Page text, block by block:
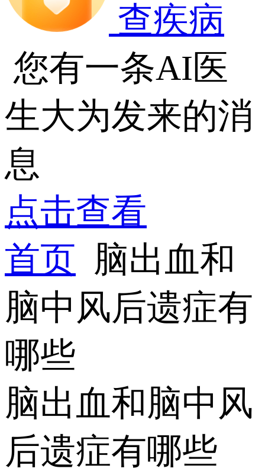
查疾病
您有一条AI医
生大为发来的消
息
点击查看
首页 脑出血和
脑中风后遗症有
哪些
脑出血和脑中风
后遗症有哪些